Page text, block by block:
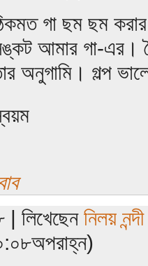
গা ছম ছম
আমার গা-এর।
অনুগামি। গল্প
| লিখেছেন নিলয় নন্দী